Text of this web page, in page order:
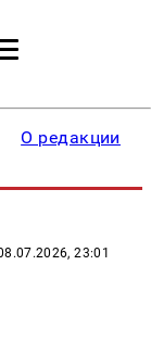
О редакции
23:01